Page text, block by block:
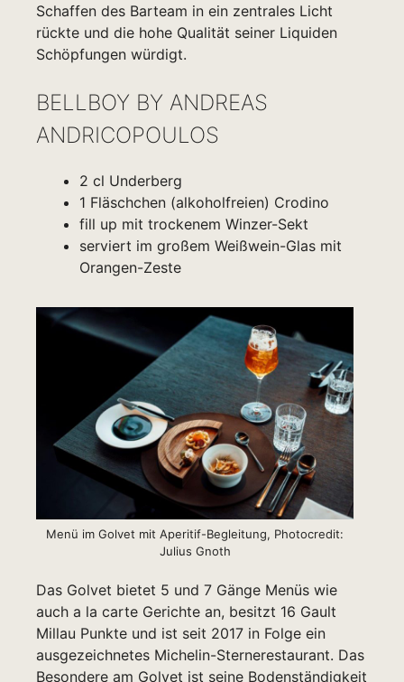
Schaffen des Barteam in ein zentrales Licht
rückte und die hohe Qualität seiner Liquiden
Schöpfungen würdigt.
BELLBOY BY ANDREAS
ANDRICOPOULOS
2 cl Underberg
1 Fläschchen (alkoholfreien) Crodino
fill up mit trockenem Winzer-Sekt
serviert im großem Weißwein-Glas mit
Orangen-Zeste
Menü im Golvet mit Aperitif-Begleitung, Photocredit:
Julius Gnoth
Das Golvet bietet 5 und 7 Gänge Menüs wie
auch a la carte Gerichte an, besitzt 16 Gault
Millau Punkte und ist seit 2017 in Folge ein
ausgezeichnetes Michelin-Sternerestaurant. Das
Besondere am Golvet ist seine Bodenständigkeit